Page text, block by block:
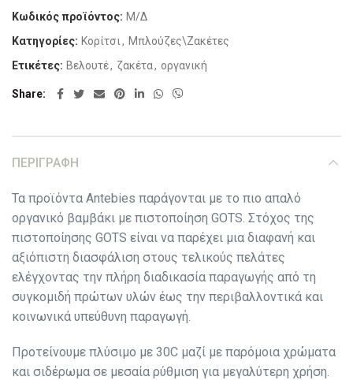
Κωδικός προϊόντος: Μ/Δ
Κατηγορίες: Κορίτσι, Μπλούζες\Ζακέτες
Ετικέτες: Βελουτέ, ζακέτα, οργανική
Share
ΠΕΡΙΓΡΑΦΉ
Τα προϊόντα Antebies παράγονται με το πιο απαλό
οργανικό βαμβάκι με πιστοποίηση GOTS. Στόχος της
πιστοποίησης GOTS είναι να παρέχει μια διαφανή και
αξιόπιστη διασφάλιση στους τελικούς πελάτες
ελέγχοντας την πλήρη διαδικασία παραγωγής από τη
συγκομιδή πρώτων υλών έως την περιβαλλοντικά και
κοινωνικά υπεύθυνη παραγωγή.
Προτείνουμε πλύσιμο με 30C μαζί με παρόμοια χρώματα
και σιδέρωμα σε μεσαία ρύθμιση για μεγαλύτερη χρήση.